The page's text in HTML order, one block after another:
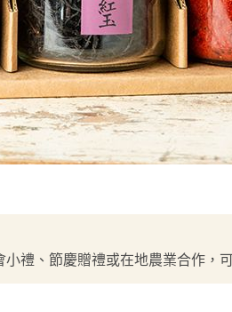
禮、節慶贈禮或在地農業合作，